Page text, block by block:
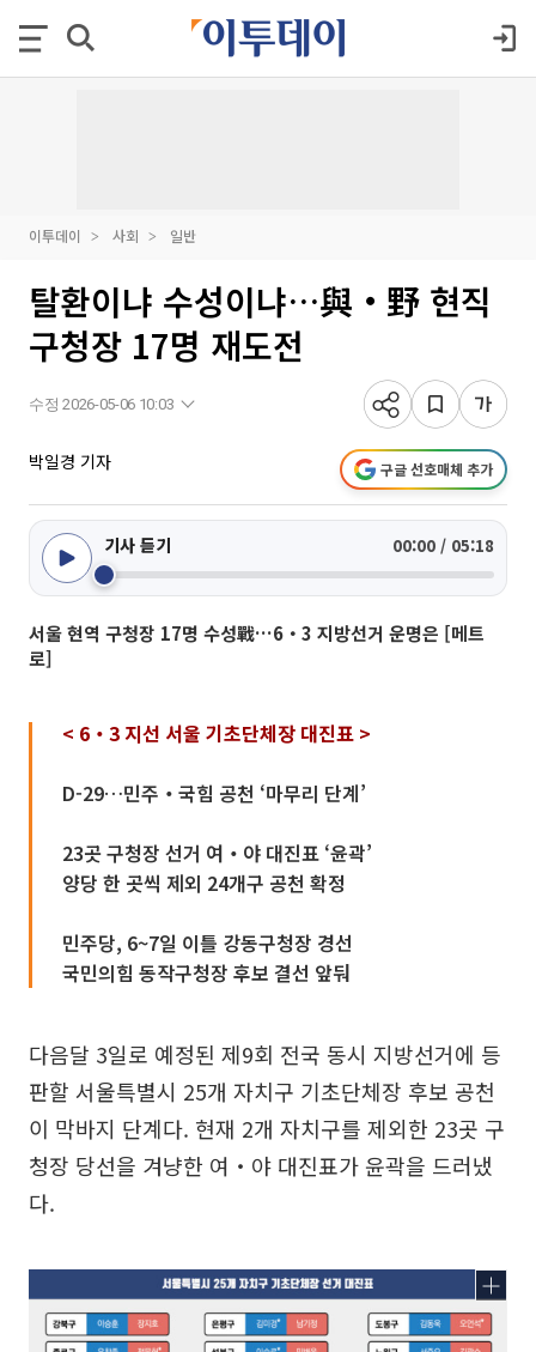
이투데이 사회 일반
탈환이냐 수성이냐…與‧野 현직
구청장 17명 재도전
수정 2026-05-06 10:03
박일경 기자 구글 선호매체 추가
기사 듣기 00:00 / 05:18
서울 현역 구청장 17명 수성戰…6‧3 지방선거 운명은 [메트
로]
< 6‧3 지선 서울 기초단체장 대진표 >
D-29…민주‧국힘 공천 ‘마무리 단계’
23곳 구청장 선거 여‧야 대진표 ‘윤곽’
양당 한 곳씩 제외 24개구 공천 확정
민주당, 6~7일 이틀 강동구청장 경선
국민의힘 동작구청장 후보 결선 앞둬
다음달 3일로 예정된 제9회 전국 동시 지방선거에 등
판할 서울특별시 25개 자치구 기초단체장 후보 공천
이 막바지 단계다. 현재 2개 자치구를 제외한 23곳 구
청장 당선을 겨냥한 여‧야 대진표가 윤곽을 드러냈
다.